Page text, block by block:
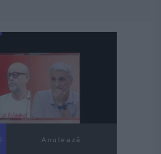
Anulează